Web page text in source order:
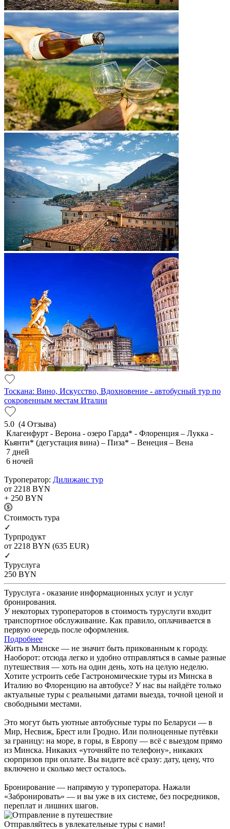
Тоскана: Вино, Искусство, Вдохновение - автобусный тур по
сокровенным местам Италии
5.0 (4 Отзыва)
Клагенфурт - Верона - озеро Гарда* - Флоренция – Лукка -
Кьянти* (дегустация вина) – Пиза* – Венеция – Вена
7 дней
6 ночей
Туроператор: Дилижанс тур
от 2218 BYN
+ 250 BYN
Cтоимость тура
✓
Турпродукт
от 2218 BYN (635 EUR)
✓
Туруслуга
250 BYN
Туруслуга - оказание информационных услуг и услуг
бронирования.
У некоторых туроператоров в стоимость туруслуги входит
транспортное обслуживание. Как правило, оплачивается в
первую очередь после оформления.
Подробнее
Жить в Минске — не значит быть прикованным к городу.
Наоборот: отсюда легко и удобно отправляться в самые разные
путешествия — хоть на один день, хоть на целую неделю.
Хотите устроить себе Гастрономические туры из Минска в
Италию во Флоренцию на автобусе? У нас вы найдёте только
актуальные туры с реальными датами выезда, точной ценой и
свободными местами.
Это могут быть уютные автобусные туры по Беларуси — в
Мир, Несвиж, Брест или Гродно. Или полноценные путёвки
за границу: на море, в горы, в Европу — всё с выездом прямо
из Минска. Никаких «уточняйте по телефону», никаких
сюрпризов при оплате. Вы видите всё сразу: дату, цену, что
включено и сколько мест осталось.
Бронирование — напрямую у туроператора. Нажали
«Забронировать» — и вы уже в их системе, без посредников,
переплат и лишних шагов.
Отправляйтесь в увлекательные туры с нами!